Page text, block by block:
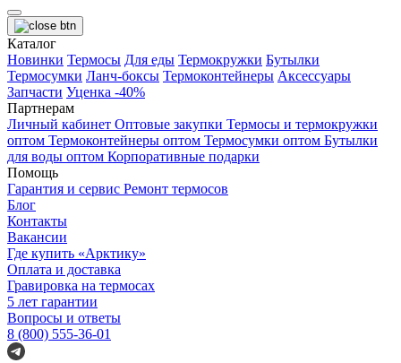
Каталог
Новинки Термосы Для еды Термокружки Бутылки
Термосумки Ланч-боксы Термоконтейнеры Аксессуары
Запчасти Уценка -40%
Партнерам
Личный кабинет Оптовые закупки Термосы и термокружки
оптом Термоконтейнеры оптом Термосумки оптом Бутылки
для воды оптом Корпоративные подарки
Помощь
Гарантия и сервис Ремонт термосов
Блог
Контакты
Вакансии
Где купить «Арктику»
Оплата и доставка
Гравировка на термосах
5 лет гарантии
Вопросы и ответы
8 (800) 555-36-01